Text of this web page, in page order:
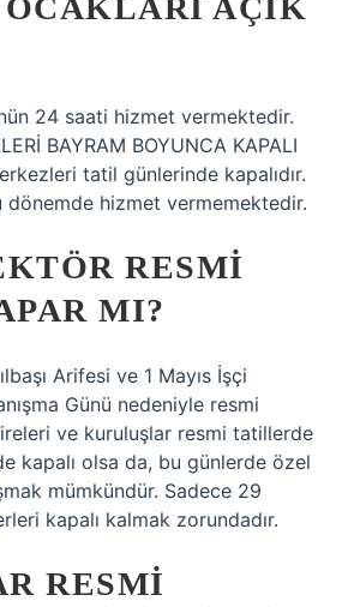
AÇIK
24 saati hizmet vermektedir.
BAYRAM BOYUNCA KAPALI
tatil günlerinde kapalıdır.
dönemde hizmet vermemektedir.
RESMI
MI?
Arifesi ve 1 Mayıs İşçi
Günü nedeniyle resmi
ve kuruluşlar resmi tatillerde
kapalı olsa da, bu günlerde özel
mümkündür. Sadece 29
kapalı kalmak zorundadır.
RESMI